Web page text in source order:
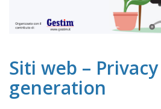
Siti web –
generation